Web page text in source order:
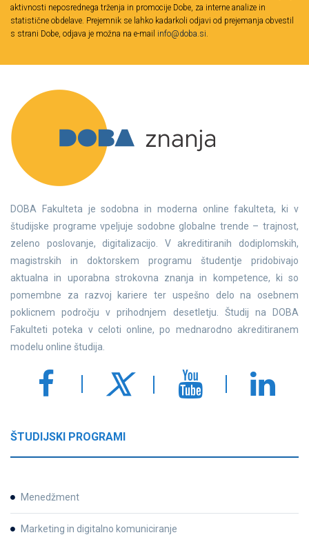
aktivnosti neposrednega trženja in promocije Dobe, za interne analize in
statistične obdelave. Prejemnik se lahko kadarkoli odjavi od prejemanja obvestil
s strani Dobe, odjava je možna na e-mail info@doba.si.
DOBA Fakulteta je sodobna in moderna online fakulteta, ki v
študijske programe vpeljuje sodobne globalne trende – trajnost,
zeleno poslovanje, digitalizacijo. V akreditiranih dodiplomskih,
magistrskih in doktorskem programu študentje pridobivajo
aktualna in uporabna strokovna znanja in kompetence, ki so
pomembne za razvoj kariere ter uspešno delo na osebnem
poklicnem področju v prihodnjem desetletju. Študij na DOBA
Fakulteti poteka v celoti online, po mednarodno akreditiranem
modelu online študija.
ŠTUDIJSKI PROGRAMI
Menedžment
Marketing in digitalno komuniciranje